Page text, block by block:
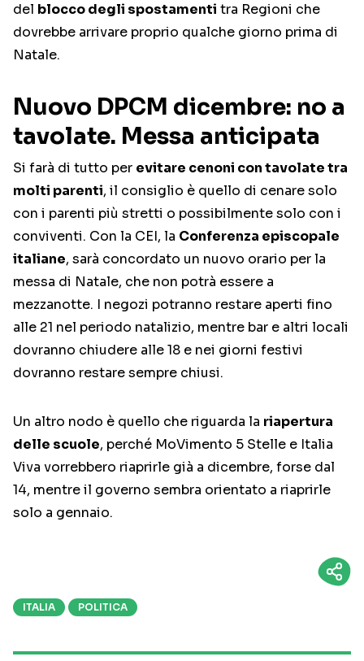
del blocco degli spostamenti tra Regioni che
dovrebbe arrivare proprio qualche giorno prima di
Natale.
Nuovo DPCM dicembre: no a
tavolate. Messa anticipata
Si farà di tutto per evitare cenoni con tavolate tra
molti parenti, il consiglio è quello di cenare solo
con i parenti più stretti o possibilmente solo con i
conviventi. Con la CEI, la Conferenza episcopale
italiane, sarà concordato un nuovo orario per la
messa di Natale, che non potrà essere a
mezzanotte. I negozi potranno restare aperti fino
alle 21 nel periodo natalizio, mentre bar e altri locali
dovranno chiudere alle 18 e nei giorni festivi
dovranno restare sempre chiusi.
Un altro nodo è quello che riguarda la riapertura
delle scuole, perché MoVimento 5 Stelle e Italia
Viva vorrebbero riaprirle già a dicembre, forse dal
14, mentre il governo sembra orientato a riaprirle
solo a gennaio.
ITALIA POLITICA